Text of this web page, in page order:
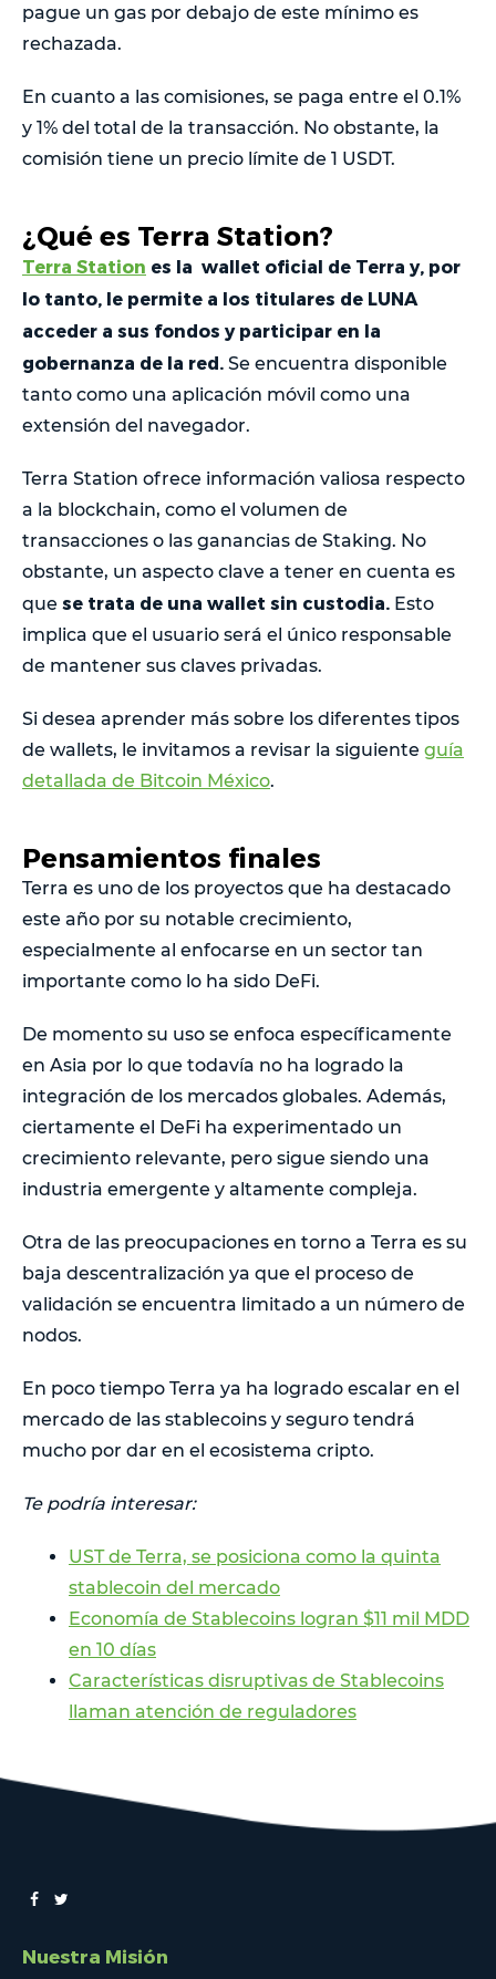
pague un gas por debajo de este mínimo es
rechazada.
En cuanto a las comisiones, se paga entre el 0.1%
y 1% del total de la transacción. No obstante, la
comisión tiene un precio límite de 1 USDT.
¿Qué es Terra Station?
Terra Station es la wallet oficial de Terra y, por
lo tanto, le permite a los titulares de LUNA
acceder a sus fondos y participar en la
gobernanza de la red. Se encuentra disponible
tanto como una aplicación móvil como una
extensión del navegador.
Terra Station ofrece información valiosa respecto
a la blockchain, como el volumen de
transacciones o las ganancias de Staking. No
obstante, un aspecto clave a tener en cuenta es
que se trata de una wallet sin custodia. Esto
implica que el usuario será el único responsable
de mantener sus claves privadas.
Si desea aprender más sobre los diferentes tipos
de wallets, le invitamos a revisar la siguiente guía
detallada de Bitcoin México.
Pensamientos finales
Terra es uno de los proyectos que ha destacado
este año por su notable crecimiento,
especialmente al enfocarse en un sector tan
importante como lo ha sido DeFi.
De momento su uso se enfoca específicamente
en Asia por lo que todavía no ha logrado la
integración de los mercados globales. Además,
ciertamente el DeFi ha experimentado un
crecimiento relevante, pero sigue siendo una
industria emergente y altamente compleja.
Otra de las preocupaciones en torno a Terra es su
baja descentralización ya que el proceso de
validación se encuentra limitado a un número de
nodos.
En poco tiempo Terra ya ha logrado escalar en el
mercado de las stablecoins y seguro tendrá
mucho por dar en el ecosistema cripto.
Te podría interesar:
UST de Terra, se posiciona como la quinta
stablecoin del mercado
Economía de Stablecoins logran $11 mil MDD
en 10 días
Características disruptivas de Stablecoins
llaman atención de reguladores
Nuestra Misión